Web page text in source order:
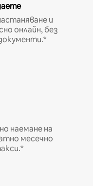
и
онлайн, без
наемане на
месечно